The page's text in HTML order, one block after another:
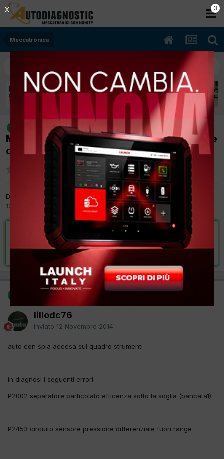
Meccatronica
[NISSAN QASHQAI 08/2008 2000cc
M9R 109Kw Diesel] P2453 sensore pressione
differenziale
Da lillodc76
12 Novembre 2014
Meccatronica
VAI ALLA SOLUZIONE
Risolta da lillodc76,12 Novembre 2014
lillodc76
Inviato 12 Novembre 2014
auto con spia accesa sul quadro strumenti
in diagnosi i seguenti errori
P2002 separatore particolato efficenza sotto la soglia (bancata1)
P2453 circuito sensore pressione differenziale fuori range
2
X